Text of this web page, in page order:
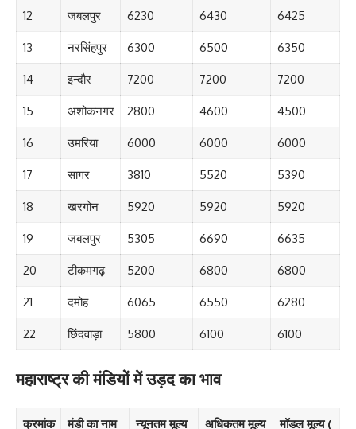
12 जबलपुर 6230 6430 6425
13 नरसिंहपुर 6300 6500 6350
14 इन्दौर 7200 7200 7200
15 अशोकनगर 2800 4600 4500
16 उमरिया 6000 6000 6000
17 सागर 3810 5520 5390
18 खरगोन 5920 5920 5920
19 जबलपुर 5305 6690 6635
20 टीकमगढ़ 5200 6800 6800
21 दमोह 6065 6550 6280
22 छिंदवाड़ा 5800 6100 6100
महाराष्ट्र की मंडियों में उड़द का भाव
क्रमांक मंडी का नाम न्यूनतम मूल्य अधिकतम मूल्य मॉडल मूल्य (